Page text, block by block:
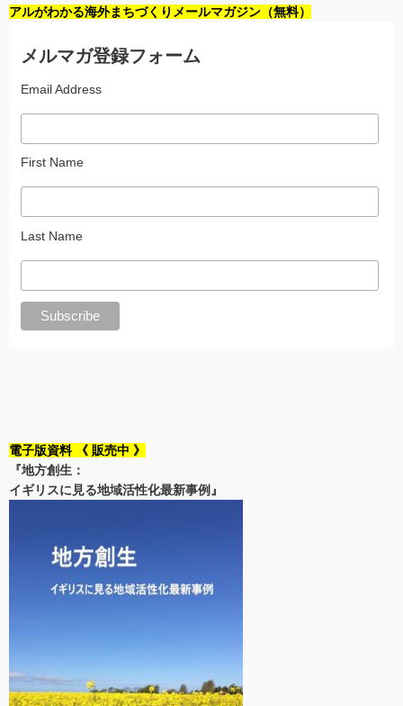
アルがわかる海外まちづくりメールマガジン（無料）
メルマガ登録フォーム
Email Address
First Name
Last Name
電子版資料 《 販売中 》
『地方創生：
イギリスに見る地域活性化最新事例』